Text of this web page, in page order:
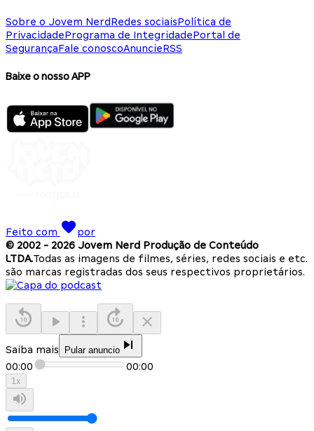
Sobre o Jovem NerdRedes sociaisPolítica de
PrivacidadePrograma de IntegridadePortal de
SegurançaFale conoscoAnuncieRSS
Baixe o nosso APP
Feito com
por
© 2002 - 2026 Jovem Nerd Produção de Conteúdo
LTDA.Todas as imagens de filmes, séries, redes sociais e etc.
são marcas registradas dos seus respectivos proprietários.
Saiba mais Pular anuncio
00:00 00:00
1x